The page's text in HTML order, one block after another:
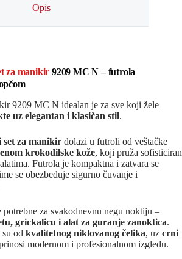
Opis
za manikir 9209 MC N – futrola
9209 MC N idealan je za sve koji žele
uz elegantan i klasičan stil.
set za manikir dolazi u futroli od veštačke
krokodilske kože, koji pruža sofisticiran
Futrola je kompaktna i zatvara se
se obezbeđuje sigurno čuvanje i
potrebne za svakodnevnu negu noktiju –
grickalicu i alat za guranje zanoktica.
od kvalitetnog niklovanog čelika, uz crni
modernom i profesionalnom izgledu.